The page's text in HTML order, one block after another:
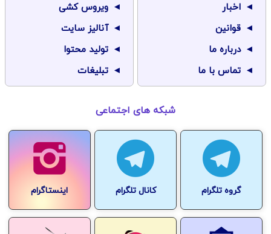
اخبار
قوانین
درباره ما
تماس با ما
ویروس کشی
آنالیز سایت
تولید محتوا
تبلیغات
شبکه های اجتماعی
گروه تلگرام کانال تلگرام اینستاگرام